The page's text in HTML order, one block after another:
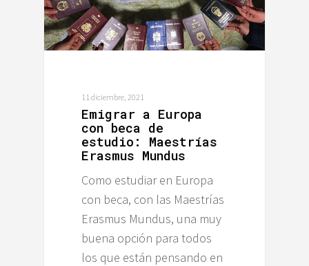
11 diciembre, 2021
Emigrar a Europa
con beca de
estudio: Maestrías
Erasmus Mundus
Como estudiar en Europa
con beca, con las Maestrías
Erasmus Mundus, una muy
buena opción para todos
los que están pensando en